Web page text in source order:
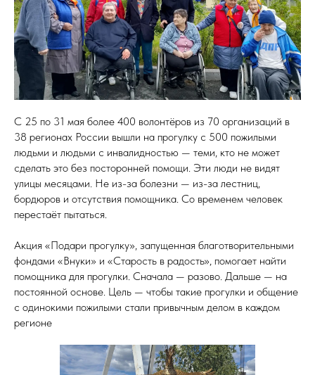
С 25 по 31 мая более 400 волонтёров из 70 организаций в
38 регионах России вышли на прогулку с 500 пожилыми
людьми и людьми с инвалидностью — теми, кто не может
сделать это без посторонней помощи. Эти люди не видят
улицы месяцами. Не из-за болезни — из-за лестниц,
бордюров и отсутствия помощника. Со временем человек
перестаёт пытаться.
Акция «Подари прогулку», запущенная благотворительными
фондами «Внуки» и «Старость в радость», помогает найти
помощника для прогулки. Сначала — разово. Дальше — на
постоянной основе. Цель — чтобы такие прогулки и общение
с одинокими пожилыми стали привычным делом в каждом
регионе